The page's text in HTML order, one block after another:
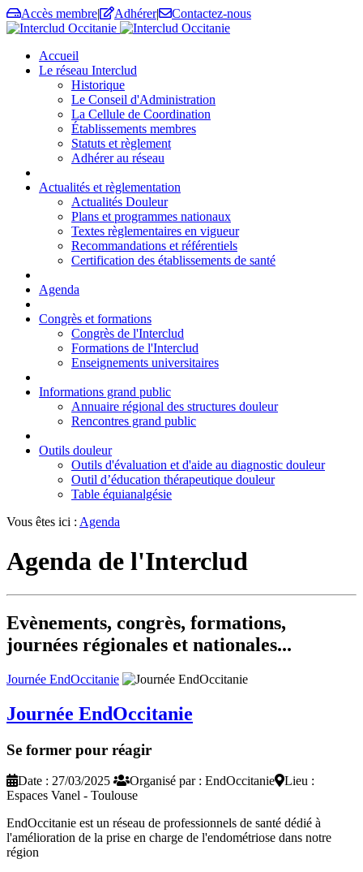
Accès membre| Adhérer| Contactez-nous
Accueil
Le réseau Interclud
Historique
Le Conseil d'Administration
La Cellule de Coordination
Établissements membres
Statuts et règlement
Adhérer au réseau
Actualités et règlementation
Actualités Douleur
Plans et programmes nationaux
Textes règlementaires en vigueur
Recommandations et référentiels
Certification des établissements de santé
Agenda
Congrès et formations
Congrès de l'Interclud
Formations de l'Interclud
Enseignements universitaires
Informations grand public
Annuaire régional des structures douleur
Rencontres grand public
Outils douleur
Outils d'évaluation et d'aide au diagnostic douleur
Outil d’éducation thérapeutique douleur
Table équianalgésie
Vous êtes ici : Agenda
Agenda de l'Interclud
Evènements, congrès, formations,
journées régionales et nationales...
Journée EndOccitanie
Journée EndOccitanie
Se former pour réagir
Date : 27/03/2025 Organisé par : EndOccitanie
Lieu :
Espaces Vanel - Toulouse
EndOccitanie est un réseau de professionnels de santé dédié à
l'amélioration de la prise en charge de l'endométriose dans notre
région